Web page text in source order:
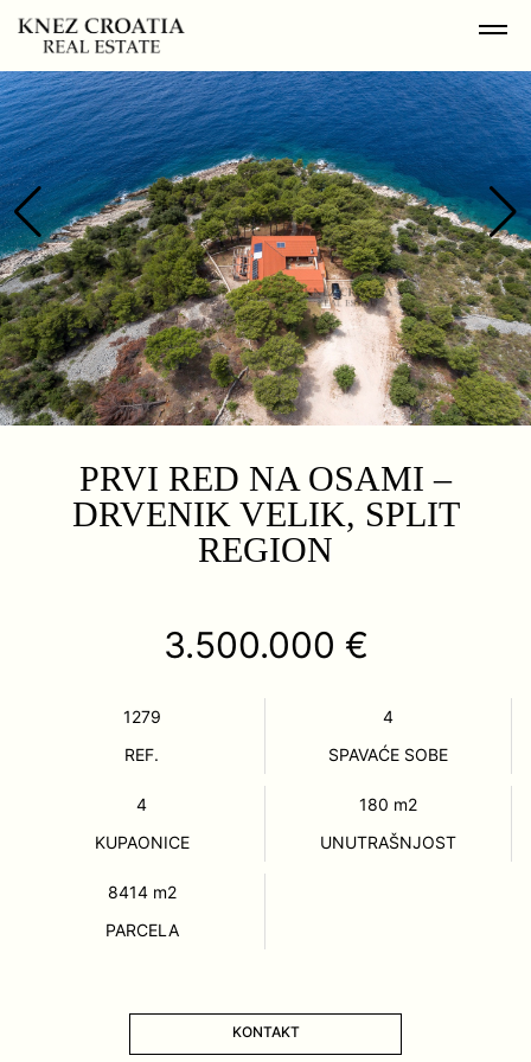
PRVI RED NA OSAMI –
DRVENIK VELIK, SPLIT
REGION
3.500.000 €
1279
REF.
4
SPAVAĆE SOBE
4
KUPAONICE
180 m2
UNUTRAŠNJOST
8414 m2
PARCELA
KONTAKT